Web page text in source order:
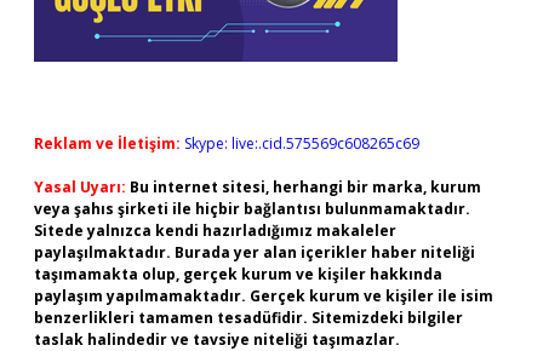
Reklam ve İletişim: Skype: live:.cid.575569c608265c69
Yasal Uyarı: Bu internet sitesi, herhangi bir marka, kurum
veya şahıs şirketi ile hiçbir bağlantısı bulunmamaktadır.
Sitede yalnızca kendi hazırladığımız makaleler
paylaşılmaktadır. Burada yer alan içerikler haber niteliği
taşımamakta olup, gerçek kurum ve kişiler hakkında
paylaşım yapılmamaktadır. Gerçek kurum ve kişiler ile isim
benzerlikleri tamamen tesadüfidir. Sitemizdeki bilgiler
taslak halindedir ve tavsiye niteliği taşımazlar.